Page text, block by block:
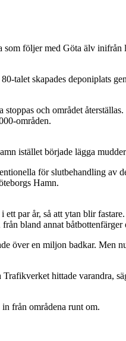
följer med Göta älv inifrån
talet skapades deponiplats
och området
områden.
istället började lägga
för slutbehandling av
Hamn.
par år, så att ytan blir
bland annat
över en miljon badkar. Men
hittade varandra,
från områdena runt om.